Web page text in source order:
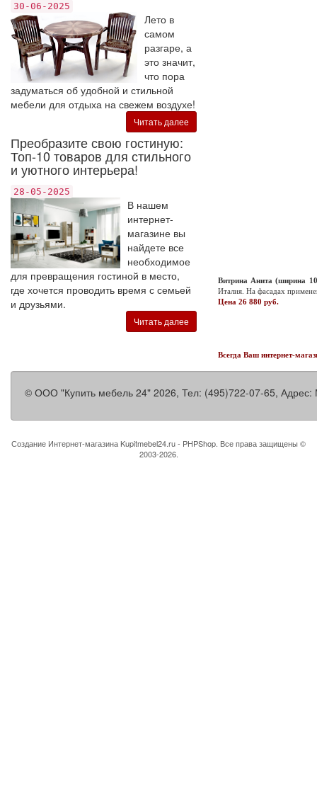
30-06-2025
Лето в
самом
разгаре, а
это значит,
что пора
задуматься об удобной и стильной
мебели для отдыха на свежем воздухе!
Читать далее
Преобразите свою гостиную:
Топ-10 товаров для стильного
и уютного интерьера!
28-05-2025
В нашем
интернет-
магазине вы
найдете все
необходимое
для превращения гостиной в место,
где хочется проводить время с семьей
и друзьями.
Читать далее
Витрина Анита (ширина
Италия. На фасадах
Цена 26 880 руб.
Всегда Ваш интернет-
© ООО "Купить мебель 24" 2026, Тел: (495)722-07-65, Адрес:
Создание Интернет-магазина Kupitmebel24.ru - PHPShop. Все права защищены ©
2003-2026.